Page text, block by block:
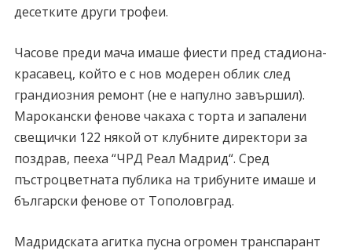
десетките други трофеи.
Часове преди мача имаше фиести пред стадиона-
красавец, който е с нов модерен облик след
грандиозния ремонт (не е напулно завършил).
Марокански фенове чакаха с торта и запалени
свещички 122 някой от клубните директори за
поздрав, пееха “ЧРД Реал Мадрид“. Сред
пъстроцветната публика на трибуните имаше и
български фенове от Тополовград.
Мадридската агитка пусна огромен транспарант